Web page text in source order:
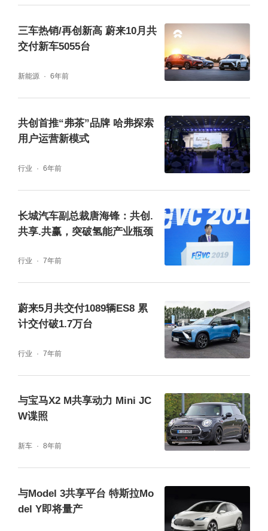
交付仪式点燃的热情尚未冷却，紧接而来的启
动仪式又激发了用户的激情，现场气氛瞬间迎
来高潮。同时这也意味着首批万台Lumin焕新
交付月正式拉开了序幕。未来，伴随交付的持
续进行，长安Lumin将与更多用户携手前行，
共创全新的城市出行与人车生活。
新车交付仅仅是起点，长安Lumin真正走进用
户的生活才是本场活动的深远内核。从新车亮
相、上市，再到首批车主交付，长安Lumin实
现了对广大用户的承诺，标志着国民出行精品
行，开启一段美妙的旅程。随着万台Lumin焕
新交付的持续进行，也将有越多越多的用户
三车热销/再创新高 蔚来10月共
交付新车5055台
新能源 6年前
共创首推“弗茶”品牌 哈弗探索
用户运营新模式
行业 6年前
长城汽车副总裁唐海锋：共创.
共享.共赢，突破氢能产业瓶颈
行业 7年前
蔚来5月共交付1089辆ES8 累
计交付破1.7万台
行业 7年前
与宝马X2 M共享动力 Mini JC
W谍照
新车 8年前
与Model 3共享平台 特斯拉Mo
del Y即将量产